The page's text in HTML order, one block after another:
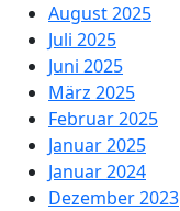
August 2025
Juli 2025
Juni 2025
März 2025
Februar 2025
Januar 2025
Januar 2024
Dezember 2023